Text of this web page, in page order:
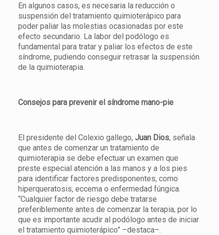
En algunos casos, es necesaria la reducción o
suspensión del tratamiento quimioterápico para
poder paliar las molestias ocasionadas por este
efecto secundario. La labor del podólogo es
fundamental para tratar y paliar los efectos de este
síndrome, pudiendo conseguir retrasar la suspensión
de la quimioterapia.
Consejos para prevenir el síndrome mano-pie
El presidente del Colexio gallego, Juan Dios, señala
que antes de comenzar un tratamiento de
quimioterapia se debe efectuar un examen que
preste especial atención a las manos y a los pies
para identificar factores predisponentes, como
hiperqueratosis, eccema o enfermedad fúngica.
“Cualquier factor de riesgo debe tratarse
preferiblemente antes de comenzar la terapia, por lo
que es importante acudir al podólogo antes de iniciar
el tratamiento quimioterápico” –destaca–.